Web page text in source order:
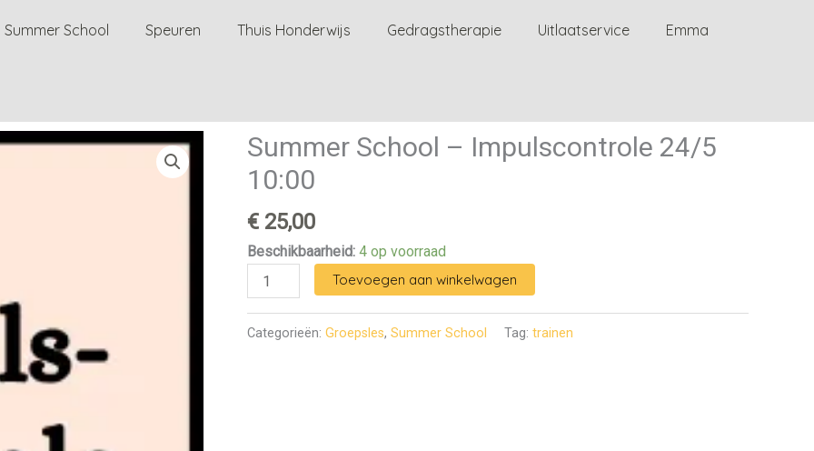
Summer School Speuren Thuis Honderwijs Gedragstherapie Uitlaatservice Emma
Summer School – Impulscontrole 24/5
10:00
€ 25,00
Beschikbaarheid: 4 op voorraad
Summer
School
Impulscontrole
24/5
10:00
aantal
Toevoegen aan winkelwagen
Categorieën: Groepsles, Summer School Tag: trainen